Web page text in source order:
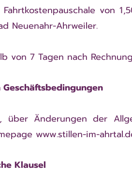
von
Neuenahr-Ahrweiler.
von 7 Tagen nach
Änderungen der
www.stillen-im-
Klausel